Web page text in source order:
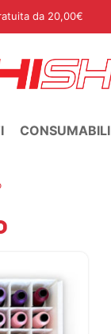
da 20,00€
CONSUMABILI